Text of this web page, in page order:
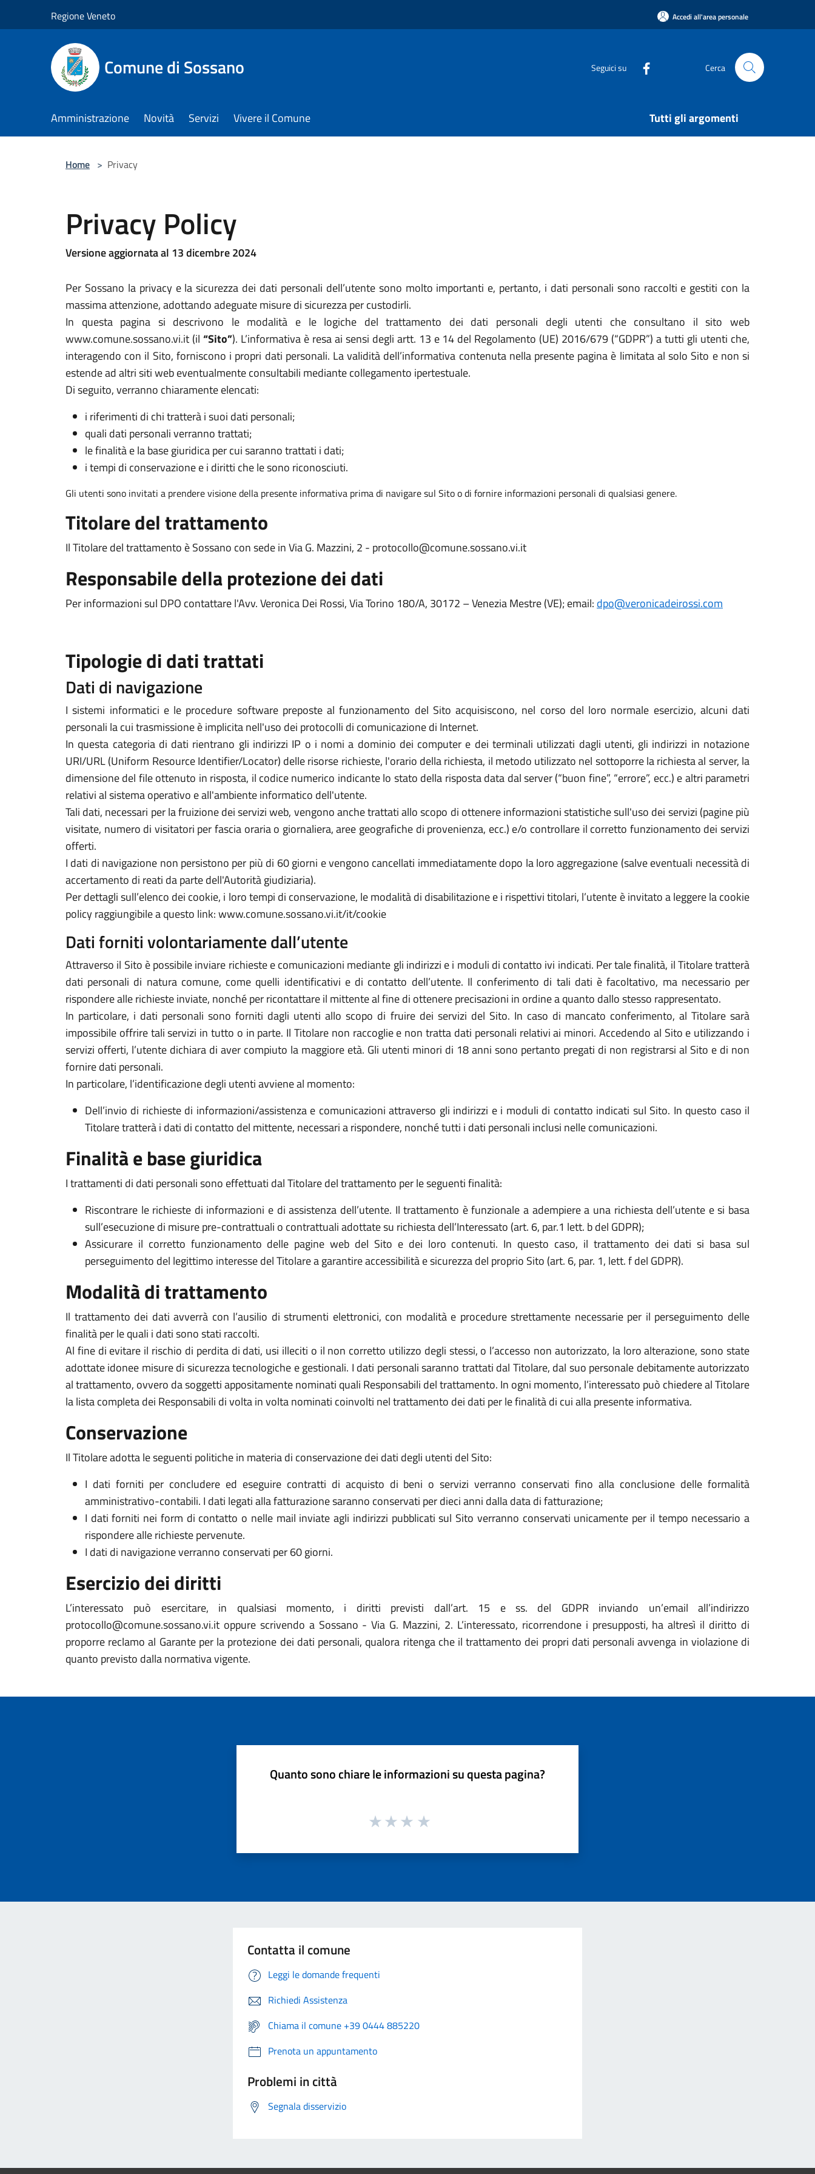
Regione Veneto Accedi all'area personale
Comune di Sossano Seguici su Cerca
Amministrazione Novità Servizi Vivere il Comune Tutti gli argomenti
Home > Privacy
Privacy Policy
Versione aggiornata al 13 dicembre 2024
Per Sossano la privacy e la sicurezza dei dati personali dell’utente sono molto importanti e, pertanto, i dati personali sono raccolti e gestiti con la
massima attenzione, adottando adeguate misure di sicurezza per custodirli.
In questa pagina si descrivono le modalità e le logiche del trattamento dei dati personali degli utenti che consultano il sito web
www.comune.sossano.vi.it (il “Sito”). L’informativa è resa ai sensi degli artt. 13 e 14 del Regolamento (UE) 2016/679 (“GDPR”) a tutti gli utenti che,
interagendo con il Sito, forniscono i propri dati personali. La validità dell’informativa contenuta nella presente pagina è limitata al solo Sito e non si
estende ad altri siti web eventualmente consultabili mediante collegamento ipertestuale.
Di seguito, verranno chiaramente elencati:
i riferimenti di chi tratterà i suoi dati personali;
quali dati personali verranno trattati;
le finalità e la base giuridica per cui saranno trattati i dati;
i tempi di conservazione e i diritti che le sono riconosciuti.
Gli utenti sono invitati a prendere visione della presente informativa prima di navigare sul Sito o di fornire informazioni personali di qualsiasi genere.
Titolare del trattamento
Il Titolare del trattamento è Sossano con sede in Via G. Mazzini, 2 - protocollo@comune.sossano.vi.it
Responsabile della protezione dei dati
Per informazioni sul DPO contattare l'Avv. Veronica Dei Rossi, Via Torino 180/A, 30172 – Venezia Mestre (VE); email: dpo@veronicadeirossi.com
Tipologie di dati trattati
Dati di navigazione
I sistemi informatici e le procedure software preposte al funzionamento del Sito acquisiscono, nel corso del loro normale esercizio, alcuni dati
personali la cui trasmissione è implicita nell'uso dei protocolli di comunicazione di Internet.
In questa categoria di dati rientrano gli indirizzi IP o i nomi a dominio dei computer e dei terminali utilizzati dagli utenti, gli indirizzi in notazione
URI/URL (Uniform Resource Identifier/Locator) delle risorse richieste, l'orario della richiesta, il metodo utilizzato nel sottoporre la richiesta al server, la
dimensione del file ottenuto in risposta, il codice numerico indicante lo stato della risposta data dal server (“buon fine”, “errore”, ecc.) e altri parametri
relativi al sistema operativo e all'ambiente informatico dell'utente.
Tali dati, necessari per la fruizione dei servizi web, vengono anche trattati allo scopo di ottenere informazioni statistiche sull'uso dei servizi (pagine più
visitate, numero di visitatori per fascia oraria o giornaliera, aree geografiche di provenienza, ecc.) e/o controllare il corretto funzionamento dei servizi
offerti.
I dati di navigazione non persistono per più di 60 giorni e vengono cancellati immediatamente dopo la loro aggregazione (salve eventuali necessità di
accertamento di reati da parte dell'Autorità giudiziaria).
Per dettagli sull’elenco dei cookie, i loro tempi di conservazione, le modalità di disabilitazione e i rispettivi titolari, l’utente è invitato a leggere la cookie
policy raggiungibile a questo link: www.comune.sossano.vi.it/it/cookie
Dati forniti volontariamente dall’utente
Attraverso il Sito è possibile inviare richieste e comunicazioni mediante gli indirizzi e i moduli di contatto ivi indicati. Per tale finalità, il Titolare tratterà
dati personali di natura comune, come quelli identificativi e di contatto dell’utente. Il conferimento di tali dati è facoltativo, ma necessario per
rispondere alle richieste inviate, nonché per ricontattare il mittente al fine di ottenere precisazioni in ordine a quanto dallo stesso rappresentato.
In particolare, i dati personali sono forniti dagli utenti allo scopo di fruire dei servizi del Sito. In caso di mancato conferimento, al Titolare sarà
impossibile offrire tali servizi in tutto o in parte. Il Titolare non raccoglie e non tratta dati personali relativi ai minori. Accedendo al Sito e utilizzando i
servizi offerti, l’utente dichiara di aver compiuto la maggiore età. Gli utenti minori di 18 anni sono pertanto pregati di non registrarsi al Sito e di non
fornire dati personali.
In particolare, l’identificazione degli utenti avviene al momento:
Dell’invio di richieste di informazioni/assistenza e comunicazioni attraverso gli indirizzi e i moduli di contatto indicati sul Sito. In questo caso il
Titolare tratterà i dati di contatto del mittente, necessari a rispondere, nonché tutti i dati personali inclusi nelle comunicazioni.
Finalità e base giuridica
I trattamenti di dati personali sono effettuati dal Titolare del trattamento per le seguenti finalità:
Riscontrare le richieste di informazioni e di assistenza dell’utente. Il trattamento è funzionale a adempiere a una richiesta dell’utente e si basa
sull’esecuzione di misure pre-contrattuali o contrattuali adottate su richiesta dell’Interessato (art. 6, par.1 lett. b del GDPR);
Assicurare il corretto funzionamento delle pagine web del Sito e dei loro contenuti. In questo caso, il trattamento dei dati si basa sul
perseguimento del legittimo interesse del Titolare a garantire accessibilità e sicurezza del proprio Sito (art. 6, par. 1, lett. f del GDPR).
Modalità di trattamento
Il trattamento dei dati avverrà con l’ausilio di strumenti elettronici, con modalità e procedure strettamente necessarie per il perseguimento delle
finalità per le quali i dati sono stati raccolti.
Al fine di evitare il rischio di perdita di dati, usi illeciti o il non corretto utilizzo degli stessi, o l’accesso non autorizzato, la loro alterazione, sono state
adottate idonee misure di sicurezza tecnologiche e gestionali. I dati personali saranno trattati dal Titolare, dal suo personale debitamente autorizzato
al trattamento, ovvero da soggetti appositamente nominati quali Responsabili del trattamento. In ogni momento, l’interessato può chiedere al Titolare
la lista completa dei Responsabili di volta in volta nominati coinvolti nel trattamento dei dati per le finalità di cui alla presente informativa.
Conservazione
Il Titolare adotta le seguenti politiche in materia di conservazione dei dati degli utenti del Sito:
I dati forniti per concludere ed eseguire contratti di acquisto di beni o servizi verranno conservati fino alla conclusione delle formalità
amministrativo-contabili. I dati legati alla fatturazione saranno conservati per dieci anni dalla data di fatturazione;
I dati forniti nei form di contatto o nelle mail inviate agli indirizzi pubblicati sul Sito verranno conservati unicamente per il tempo necessario a
rispondere alle richieste pervenute.
I dati di navigazione verranno conservati per 60 giorni.
Esercizio dei diritti
L’interessato può esercitare, in qualsiasi momento, i diritti previsti dall’art. 15 e ss. del GDPR inviando un’email all’indirizzo
protocollo@comune.sossano.vi.it oppure scrivendo a Sossano - Via G. Mazzini, 2. L’interessato, ricorrendone i presupposti, ha altresì il diritto di
proporre reclamo al Garante per la protezione dei dati personali, qualora ritenga che il trattamento dei propri dati personali avvenga in violazione di
quanto previsto dalla normativa vigente.
Quanto sono chiare le informazioni su questa pagina?
Contatta il comune
Leggi le domande frequenti
Richiedi Assistenza
Chiama il comune +39 0444 885220
Prenota un appuntamento
Problemi in città
Segnala disservizio